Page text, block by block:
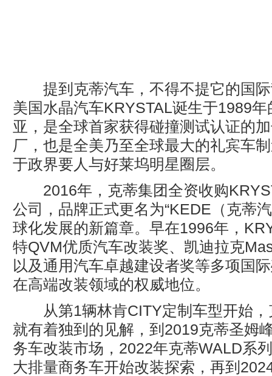
提到克蒂汽车，不得不提它的国际
美国水晶汽车KRYSTAL诞生于1989
亚，是全球首家获得碰撞测试认证的
厂，也是全美乃至全球最大的礼宾车
于政界要人与好莱坞明星圈层。
2016年，克蒂集团全资收购
公司，品牌正式更名为“KEDE（克蒂
球化发展的新篇章。早在1996年，
特QVM优质汽车改装奖、凯迪拉克
以及通用汽车卓越建设者奖等多项国
在高端改装领域的权威地位。
从第1辆林肯CITY定制车型开始，
就有着独到的见解，到2019克蒂圣姆
务车改装市场，2022年克蒂WALD系
大排量商务车开始改装探索，再到